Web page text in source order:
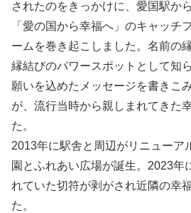
されたのをきっかけに、愛国駅か
「愛の国から幸福へ」のキャッチ
ームを巻き起こしました。名前の
縁結びのパワースポットとして知
願いを込めたメッセージを書きこ
が、流行当時から親しまれてきた
た。
2013年に駅舎と周辺がリニューア
園とふれあい広場が誕生。2023年
れていた切符が剥がされ近隣の幸
た。